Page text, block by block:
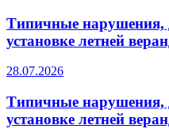
Типичные нарушения,
установке летней
28.07.2026
Типичные нарушения,
установке летней